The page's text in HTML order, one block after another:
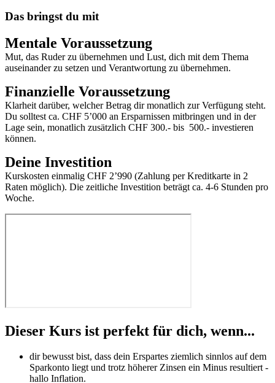
Das bringst du mit
Mentale Voraussetzung
Mut, das Ruder zu übernehmen und Lust, dich mit dem Thema
auseinander zu setzen und Verantwortung zu übernehmen.
Finanzielle Voraussetzung
Klarheit darüber, welcher Betrag dir monatlich zur Verfügung steht.
Du solltest ca. CHF 5’000 an Ersparnissen mitbringen und in der
Lage sein, monatlich zusätzlich CHF 300.- bis 500.- investieren
können.
Deine Investition
Kurskosten einmalig CHF 2’990 (Zahlung per Kreditkarte in 2
Raten möglich). Die zeitliche Investition beträgt ca. 4-6 Stunden pro
Woche.
Dieser Kurs ist perfekt für dich, wenn...
dir bewusst bist, dass dein Erspartes ziemlich sinnlos auf dem
Sparkonto liegt und trotz höherer Zinsen ein Minus resultiert -
hallo Inflation.